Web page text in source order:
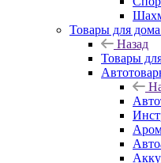
Товары для дома
Назад
Товары